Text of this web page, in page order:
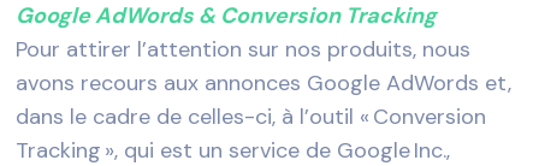
Google AdWords & Conversion Tracking
Pour attirer l’attention sur nos produits, nous
avons recours aux annonces Google AdWords et,
dans le cadre de celles-ci, à l’outil « Conversion
Tracking », qui est un service de Google Inc.,